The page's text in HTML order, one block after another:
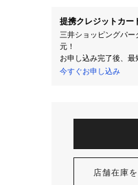
提携クレジットカー
三井ショッピングパ
元！
お申し込み完了後、
今すぐお申し込み
店舗在庫